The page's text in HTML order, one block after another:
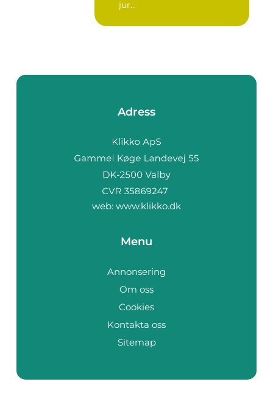
jur...
Adress
web: www.klikko.dk
Menu
Annonsering
Om oss
Cookies
Kontakta oss
Sitemap